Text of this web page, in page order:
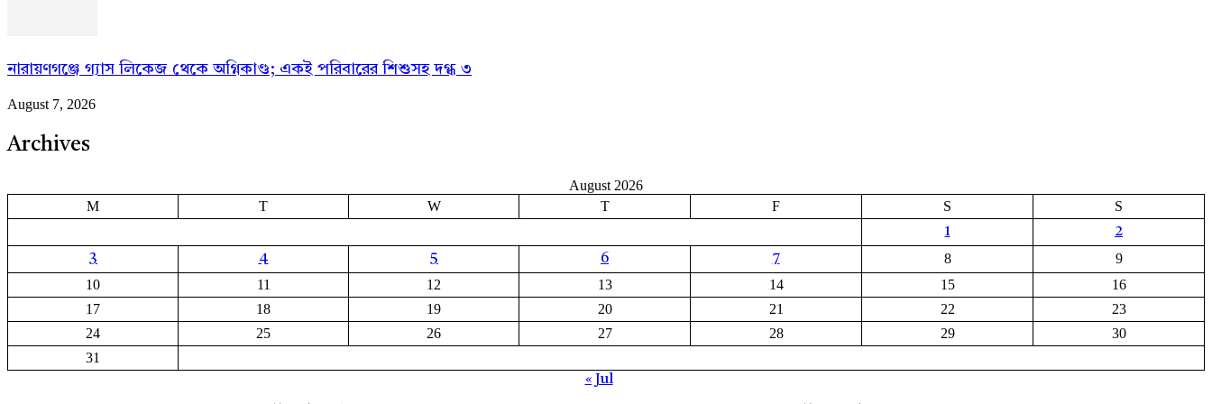
নারায়ণগঞ্জে গ্যাস লিকেজ থেকে অগ্নিকাণ্ড; একই পরিবারের শিশুসহ দগ্ধ ৩
August 7, 2026
Archives
August 2026
M
T W T F S S
1
2
3
4 5 6 7 8
9
10
11 12 13 14 15
16
17
18 19 20 21 22
23
24
25 26 27 28 29
30
31
« Jul